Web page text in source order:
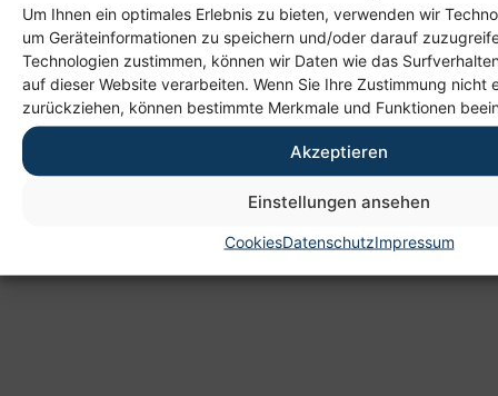
Um Ihnen ein optimales Erlebnis zu bieten, verwenden wir
um Geräteinformationen zu speichern und/oder darauf
Technologien zustimmen, können wir Daten wie das
auf dieser Website verarbeiten. Wenn Sie Ihre Zustimmung nicht
zurückziehen, können bestimmte Merkmale und Funktionen
Akzeptieren
Einstellungen ansehen
CookiesDatenschutzImpressum
Anschrift
Heim gemeinnützige GmbH